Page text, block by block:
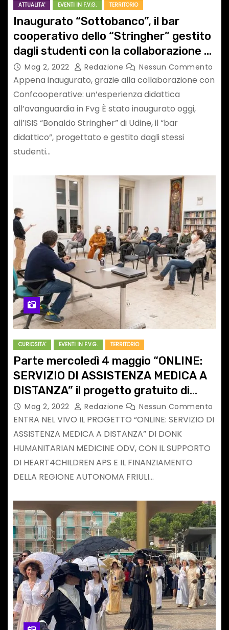
ATTUALITA' EVENTI IN F.V.G. TERRITORIO
Inaugurato “Sottobanco”, il bar
cooperativo dello “Stringher” gestito
dagli studenti con la collaborazione di
Confcooperative FVG
Mag 2, 2022 Redazione Nessun Commento
Appena inaugurato, grazie alla collaborazione con
Confcooperative: un’esperienza didattica
all’avanguardia in Fvg È stato inaugurato oggi,
all’ISIS “Bonaldo Stringher” di Udine, il “bar
didattico”, progettato e gestito dagli stessi
studenti…
CURIOSITA' EVENTI IN F.V.G. TERRITORIO
Parte mercoledì 4 maggio “ONLINE:
SERVIZIO DI ASSISTENZA MEDICA A
DISTANZA” il progetto gratuito di
DonK HM con il supporto di
Heart4Children
Mag 2, 2022 Redazione Nessun Commento
ENTRA NEL VIVO IL PROGETTO “ONLINE: SERVIZIO DI
ASSISTENZA MEDICA A DISTANZA” DI DONK
HUMANITARIAN MEDICINE ODV, CON IL SUPPORTO
DI HEART4CHILDREN APS E IL FINANZIAMENTO
DELLA REGIONE AUTONOMA FRIULI…